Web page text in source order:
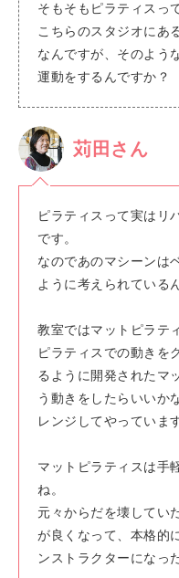
そもそもピラティスっ
こちらのスタジオにあ
なんですが、そのよう
運動をするんですか？
苅田さん
ピラティスって実はリ
です。
なのであのマシーンは
ように考えられている
教室ではマットピラテ
ピラティスでの動きを
るように開発されたマ
う動きをしたらいいか
レンジしてやっています
マットピラティスは手
ね。
元々からだを壊してい
が良くなって、本格的
ンストラクターになっ